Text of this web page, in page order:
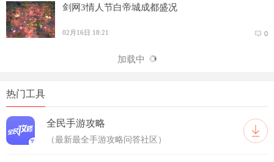
剑网3情人节白帝城成都盛况
02月16日 18:21 0
加载中
热门工具
全民手游攻略
（最新最全手游攻略问答社区）